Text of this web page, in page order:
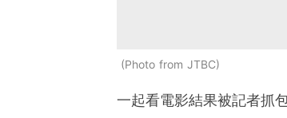
Photo from JTBC
一起看電影結果被記者抓